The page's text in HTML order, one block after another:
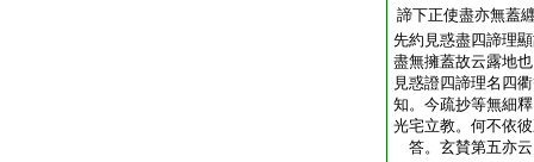
諦下正使盡亦無蓋
先約見惑盡四諦理
盡無擁蓋故云露地
見惑證四諦理名四
知。今疏抄等無細
光宅立教。何不依
答。玄賛第五亦